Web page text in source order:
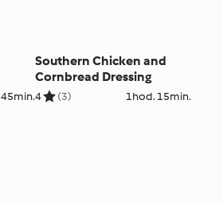
45min.
Southern Chicken and
Cornbread Dressing
4 (3) 1hod. 15min.